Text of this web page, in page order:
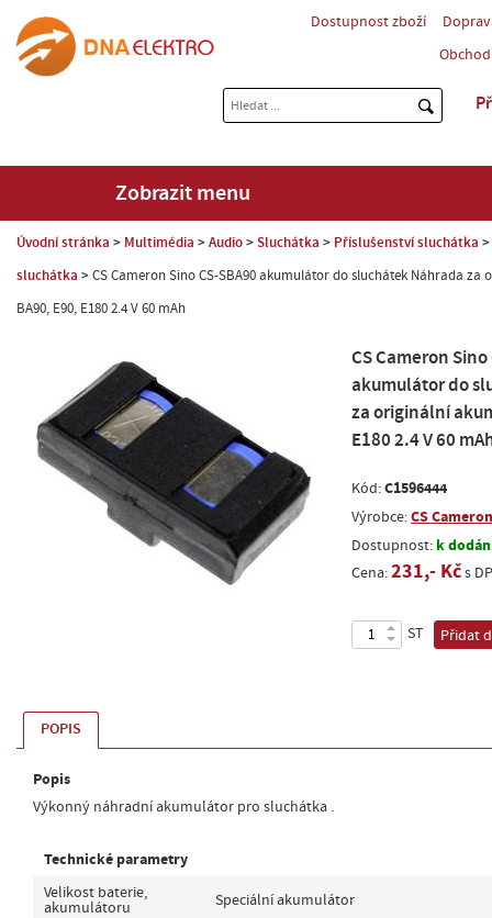
Dostupnost zboží
Zobrazit menu
Úvodní stránka Multimédia Audio Sluchátka Příslušenství sluchátka
sluchátka CS Cameron Sino CS-SBA90 akumulátor do sluchátek Náhrada
BA90, E90, E180 2.4 V 60 mAh
CS Cameron Sino
akumulátor do
za originální
E180 2.4 V 60
Kód:C1596444
Výrobce:CS
Dostupnost:k
Cena:231,- Kčs
ST Přidat
POPIS
Popis
Výkonný náhradní akumulátor pro sluchátka .
Technické parametry
Velikost baterie,
akumulátoru
Speciální akumulátor